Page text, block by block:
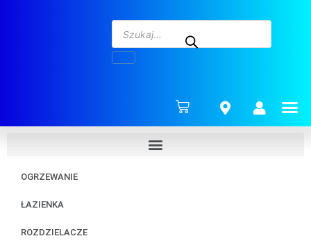
OGRZEWANIE
ŁAZIENKA
ROZDZIELACZE